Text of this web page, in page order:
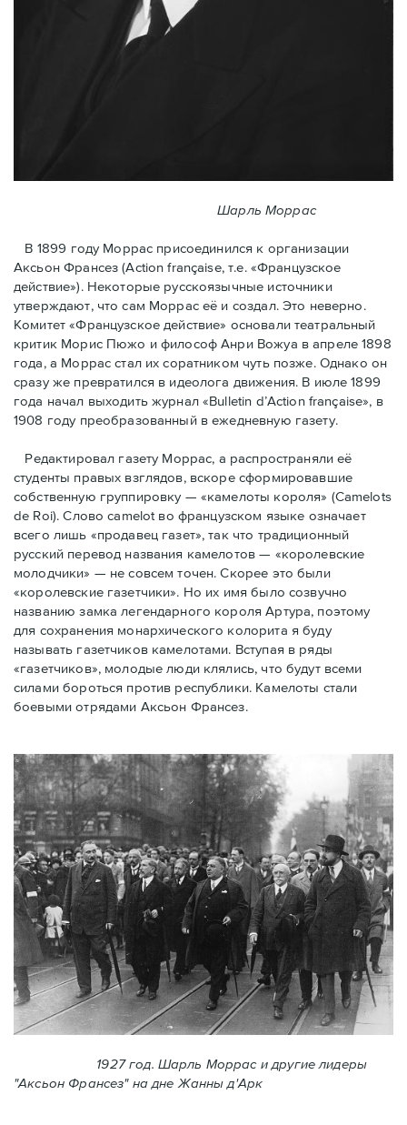
Шарль Моррас
В 1899 году Моррас присоединился к организации
Аксьон Франсез (Action française, т.е. «Французское
действие»). Некоторые русскоязычные источники
утверждают, что сам Моррас её и создал. Это неверно.
Комитет «Французское действие» основали театральный
критик Морис Пюжо и философ Анри Вожуа в апреле 1898
года, а Моррас стал их соратником чуть позже. Однако он
сразу же превратился в идеолога движения. В июле 1899
года начал выходить журнал «Bulletin d’Action française», в
1908 году преобразованный в ежедневную газету.
Редактировал газету Моррас, а распространяли её
студенты правых взглядов, вскоре сформировавшие
собственную группировку — «камелоты короля» (Camelots
de Roi). Слово camelot во французском языке означает
всего лишь «продавец газет», так что традиционный
русский перевод названия камелотов — «королевские
молодчики» — не совсем точен. Скорее это были
«королевские газетчики». Но их имя было созвучно
названию замка легендарного короля Артура, поэтому
для сохранения монархического колорита я буду
называть газетчиков камелотами. Вступая в ряды
«газетчиков», молодые люди клялись, что будут всеми
силами бороться против республики. Камелоты стали
боевыми отрядами Аксьон Франсез.
1927 год. Шарль Моррас и другие лидеры
"Аксьон Франсез" на дне Жанны д'Арк